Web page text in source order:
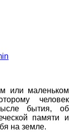
или маленьком
человек
бытия, об
памяти и
на земле.